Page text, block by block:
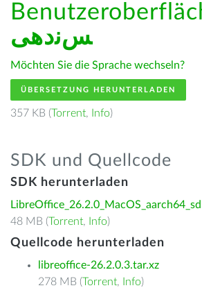
ﺲﻧﺩھی
Möchten Sie die Sprache wechseln?
ÜBERSETZUNG HERUNTERLADEN
357 KB (Torrent, Info)
SDK und Quellcode
SDK herunterladen
48 MB (Torrent, Info)
Quellcode herunterladen
libreoffice-26.2.0.3.tar.xz
278 MB (Torrent, Info)